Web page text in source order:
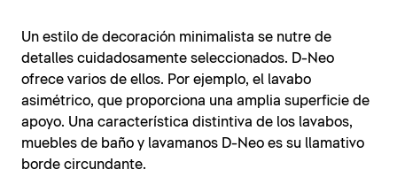
Un estilo de decoración minimalista se nutre de
detalles cuidadosamente seleccionados. D-Neo
ofrece varios de ellos. Por ejemplo, el lavabo
asimétrico, que proporciona una amplia superficie de
apoyo. Una característica distintiva de los lavabos,
muebles de baño y lavamanos D-Neo es su llamativo
borde circundante.